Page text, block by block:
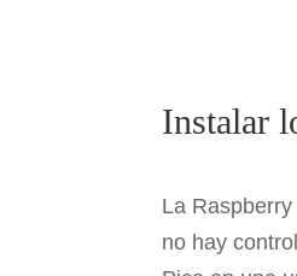
Instalar
La
no hay